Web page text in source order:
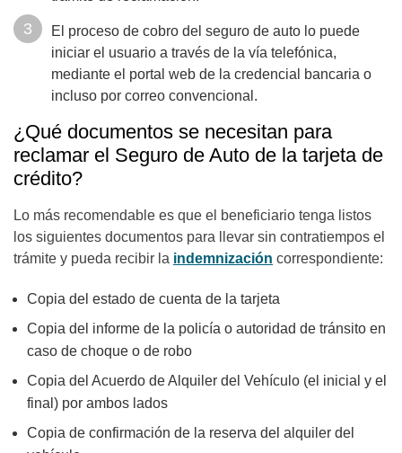
El proceso de cobro del seguro de auto lo puede
iniciar el usuario a través de la vía telefónica,
mediante el portal web de la credencial bancaria o
incluso por correo convencional.
¿Qué documentos se necesitan para
reclamar el Seguro de Auto de la tarjeta de
crédito?
Lo más recomendable es que el beneficiario tenga listos
los siguientes documentos para llevar sin contratiempos el
trámite y pueda recibir la indemnización correspondiente:
Copia del estado de cuenta de la tarjeta
Copia del informe de la policía o autoridad de tránsito en
caso de choque o de robo
Copia del Acuerdo de Alquiler del Vehículo (el inicial y el
final) por ambos lados
Copia de confirmación de la reserva del alquiler del